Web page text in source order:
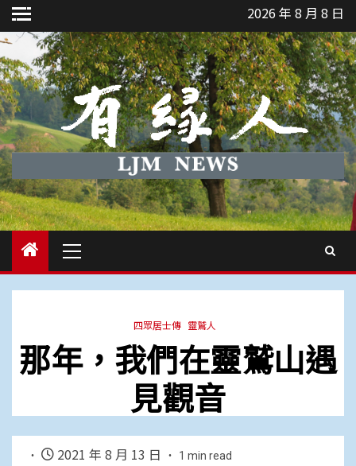
Skip
to
content
2026 年 8 月 8 日
Menu
四眾居士傳 靈鷲人
那年，我們在靈鷲山遇
見觀音
2021 年 8 月 13 日 1 min read